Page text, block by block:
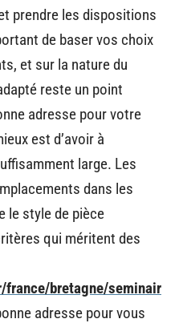
prendre les dispositions
de baser vos choix
et sur la nature du
reste un point
adresse pour votre
est d’avoir à
large. Les
dans les
le style de pièce
qui méritent des
bretagne/seminair
adresse pour vous